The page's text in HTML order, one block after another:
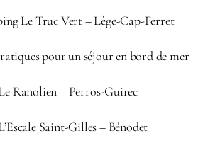
Le Truc Vert – Lège-Cap-Ferret
pour un séjour en bord de mer
Ranolien – Perros-Guirec
Saint-Gilles – Bénodet